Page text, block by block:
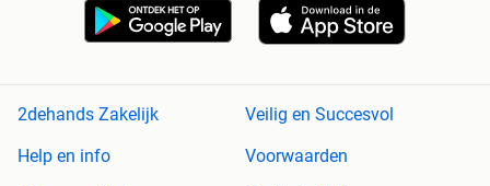
2dehands Zakelijk
Veilig en Succesvol
Help en info
Voorwaarden